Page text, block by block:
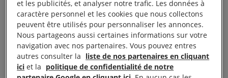
Dans le cadre du Festival du Cinéma et des Droits
de l’Homme, le groupe de Castres-Mazamet en
partenariat avec le Secours Catholique, a le plaisir
d’annoncer la projection du film
et les publicités, et analyser notre trafic. Les données à
caractère personnel et les cookies que nous collectons
peuvent être utilisés pour personnaliser les annonces.
Nous partageons aussi certaines informations sur votre
navigation avec nos partenaires. Vous pouvez entres
autres consulter la liste de nos partenaires en cliquant
ici et la politique de confidentialité de notre